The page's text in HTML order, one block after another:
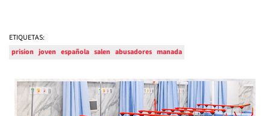
ETIQUETAS:
prision joven española salen abusadores manada